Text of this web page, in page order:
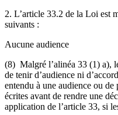
2. L’article 33.2 de la Loi est
suivants :
Aucune audience
(8) Malgré l’alinéa 33 (1) a),
de tenir d’audience ni
entendu à une audience ou de
écrites avant de rendre une
application de l’article 33, si